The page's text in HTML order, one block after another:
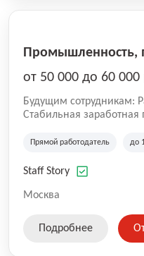
Промышленность,
от 50 000 до 60
Будущим сотрудникам: Работа в крупной компании
Стабильная заработная
Возможность
Story удобнее, открывая
Прямой работодатель до
Staff Story
Москва
Подробнее